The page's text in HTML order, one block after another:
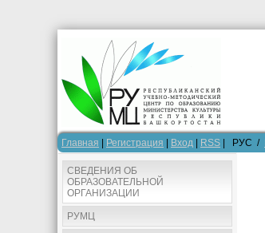
Главная Регистрация Вход RSS | РУС /
СВЕДЕНИЯ ОБ
ОБРАЗОВАТЕЛЬНОЙ
ОРГАНИЗАЦИИ
РУМЦ